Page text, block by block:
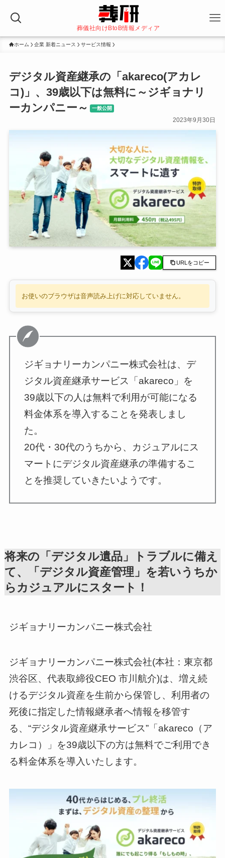
葬儀社向けBtoB情報メディア
ホーム 企業 新着ニュース サービス情報
デジタル資産継承の「akareco(アカレ
コ)」、39歳以下は無料に～ジギョナリ
ーカンパニー～
一般公開
2023年9月30日
URLをコピー
お使いのブラウザは音声読み上げに対応していません。
ジギョナリーカンパニー株式会社は、デ
ジタル資産継承サービス「akareco」を
39歳以下の人は無料で利用が可能になる
料金体系を導入することを発表しまし
た。
20代・30代のうちから、カジュアルにス
マートにデジタル資産継承の準備するこ
とを推奨していきたいようです。
将来の「デジタル遺品」トラブルに備え
て、「デジタル資産管理」を若いうちか
らカジュアルにスタート！
ジギョナリーカンパニー株式会社
ジギョナリーカンパニー株式会社(本社：東京都
渋谷区、代表取締役CEO 市川航介)は、増え続
けるデジタル資産を生前から保管し、利用者の
死後に指定した情報継承者へ情報を移管す
る、“デジタル資産継承サービス”「akareco（ア
カレコ）」を39歳以下の方は無料でご利用でき
る料金体系を導入いたします。